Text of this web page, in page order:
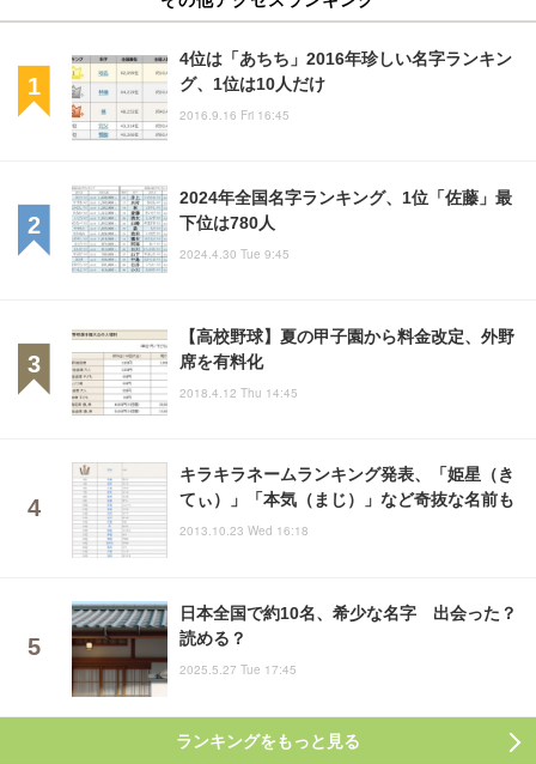
4位は「あちち」2016年珍しい名字ランキン
グ、1位は10人だけ
2016.9.16 Fri 16:45
2024年全国名字ランキング、1位「佐藤」最
下位は780人
2024.4.30 Tue 9:45
【高校野球】夏の甲子園から料金改定、外野
席を有料化
2018.4.12 Thu 14:45
キラキラネームランキング発表、「姫星（き
てぃ）」「本気（まじ）」など奇抜な名前も
2013.10.23 Wed 16:18
日本全国で約10名、希少な名字 出会った？
読める？
2025.5.27 Tue 17:45
ランキングをもっと見る